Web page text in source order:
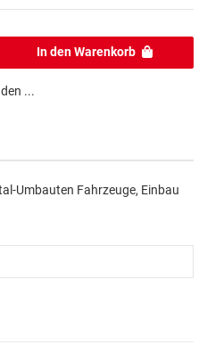
In den Warenkorb
...
Umbauten Fahrzeuge, Einbau